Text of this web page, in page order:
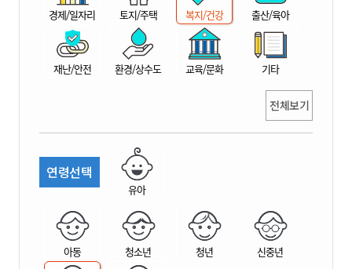
산
경제/일자리 토지/주택 복지/건강 출산/육아
재난/안전 환경/상수도 교육/문화 기타
전체보기
연령선택
유아
아동 청소년 청년 신중년